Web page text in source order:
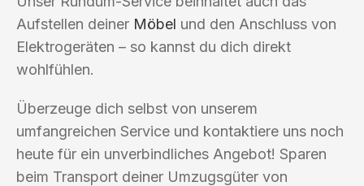
Aufstellen deiner Möbel und den Anschluss von
Elektrogeräten – so kannst du dich direkt
wohlfühlen.
Überzeuge dich selbst von unserem
umfangreichen Service und kontaktiere uns noch
heute für ein unverbindliches Angebot! Sparen
beim Transport deiner Umzugsgüter von